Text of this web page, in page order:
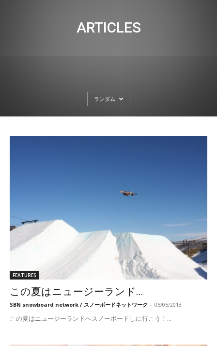
ARTICLES
ランダム
FEATURES
この夏はニュージーランド...
SBN snowboard network / スノーボードネットワーク - 06/05/2013
この夏はニュージーランドへスノーボードしに行こう！...